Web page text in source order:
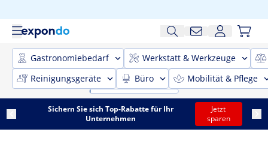
Gastronomiebedarf
Werkstatt & Werkzeuge
Reinigungsgeräte
Büro Mobilität & Pflege
Sichern Sie sich Top-Rabatte für Ihr
Unternehmen
Jetzt
sparen